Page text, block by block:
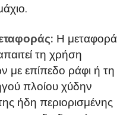
Η μεταφορά
τη χρήση
με επίπεδο ράφι ή τη
πλοίου χύδην
ήδη περιορισμένης